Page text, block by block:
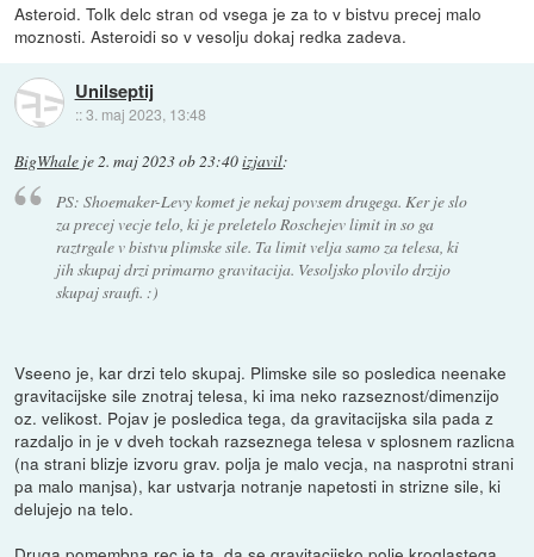
Asteroid. Tolk delc stran od vsega je za to v bistvu precej malo
moznosti. Asteroidi so v vesolju dokaj redka zadeva.
Unilseptij
::3. maj 2023, 13:48
BigWhale je2. maj 2023 ob 23:40izjavil:
PS: Shoemaker-Levy komet je nekaj povsem drugega. Ker je slo
za precej vecje telo, ki je preletelo Roschejev limit in so ga
raztrgale v bistvu plimske sile. Ta limit velja samo za telesa, ki
jih skupaj drzi primarno gravitacija. Vesoljsko plovilo drzijo
skupaj sraufi. :)
Vseeno je, kar drzi telo skupaj. Plimske sile so posledica neenake
gravitacijske sile znotraj telesa, ki ima neko razseznost/dimenzijo
oz. velikost. Pojav je posledica tega, da gravitacijska sila pada z
razdaljo in je v dveh tockah razseznega telesa v splosnem razlicna
(na strani blizje izvoru grav. polja je malo vecja, na nasprotni strani
pa malo manjsa), kar ustvarja notranje napetosti in strizne sile, ki
delujejo na telo.